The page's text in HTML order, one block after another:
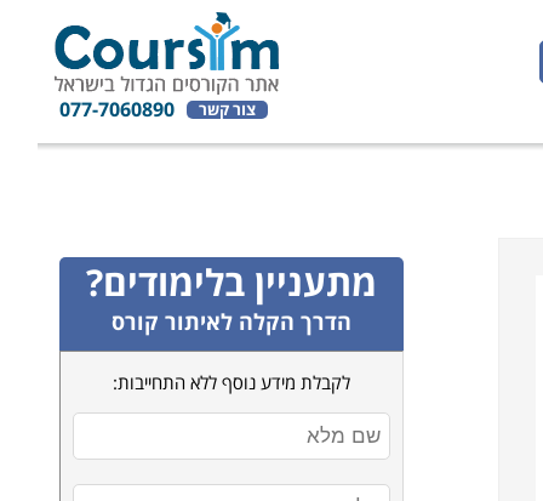
צור קשר 077-7060890
מתעניין בלימודים?
הדרך הקלה לאיתור קורס
לקבלת מידע נוסף ללא התחייבות: